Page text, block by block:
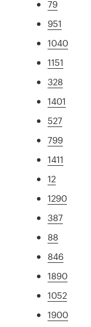
79
951
1040
1151
328
1401
527
799
1411
12
1290
387
88
846
1890
1052
1900